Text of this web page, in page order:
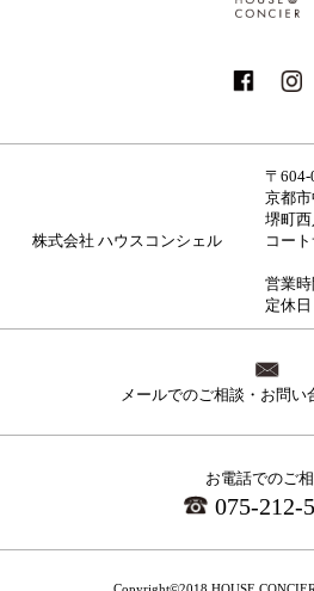
株式会社 ハウスコンシェル
〒604-
京都
堺町
コー
営業
定休
メールでのご相談・お問い
お電話でのご
075-212-
Copyright©2018 HOUSE